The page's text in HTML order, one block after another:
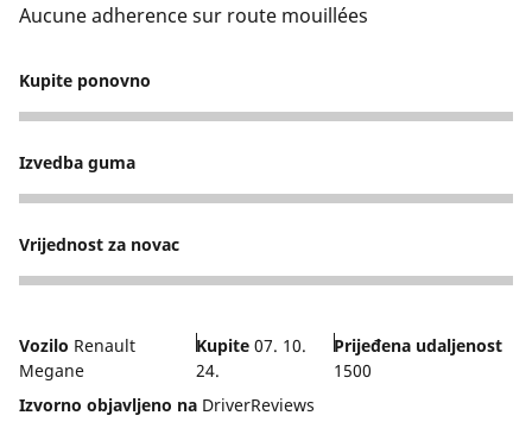
Aucune adherence sur route mouillées
Kupite ponovno
1
Izvedba guma
3
Vrijednost za novac
2
Vozilo Renault
Megane
Kupite 07. 10.
24.
Prijeđena udaljenost
1500
Izvorno objavljeno na DriverReviews